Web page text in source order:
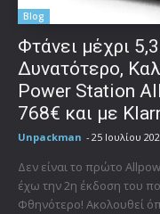
Blog
Φτάνει μέχρι
Δυνατότερο,
Power Station
768€ και με
Unpackman - 25 Ιουλίου
Δεν είναι το πρώτο
έχω την 2η έκδοση του
Φθηνότερο! Ακολουθεί